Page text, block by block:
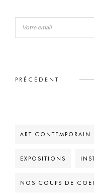
PRÉCÉDENT
ART CONTEMPORAIN
EXPOSITIONS
NOS COUPS DE